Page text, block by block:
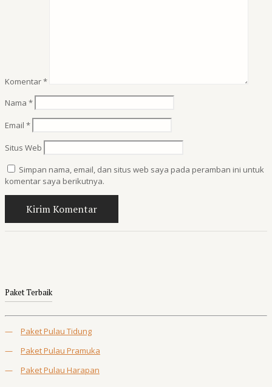
Komentar*
Nama *
Email *
Situs Web
Simpan nama, email, dan situs web saya pada peramban ini untuk
komentar saya berikutnya.
Paket Terbaik
—
Paket Pulau Tidung
—
Paket Pulau Pramuka
—
Paket Pulau Harapan